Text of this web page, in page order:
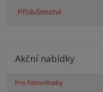
Příslušenství
Akční nabídky
Pro fotovoltaiky